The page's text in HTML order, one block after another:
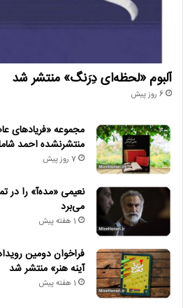
آلبوم «لحظه‌ای دِرَنگ» منتشر شد
6 روز پیش
مجموعه «فریادهای
منتشرنشده احمد
7 روز پیش
نعیمی «مده‌آ» را در
می‌برد
1 هفته پیش
فراخوان دومین
آینه هنر» منتشر شد
1 هفته پیش